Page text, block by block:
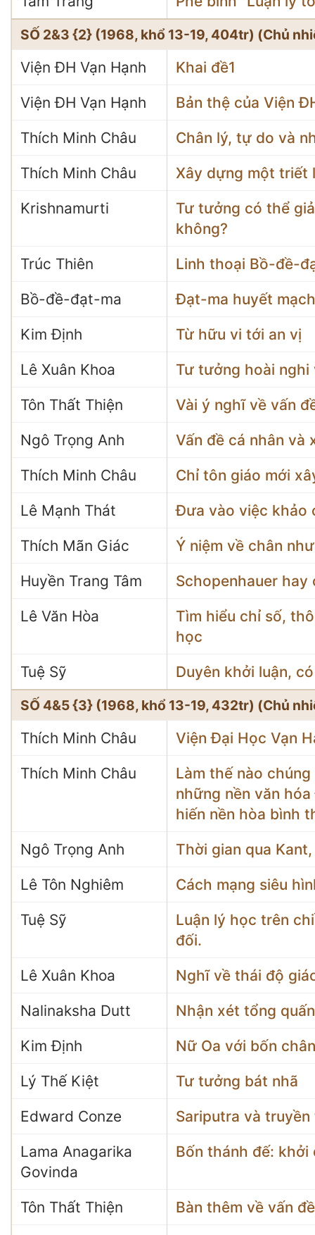
SỐ 2&3 {2} (1968, khổ 13-19, 404tr) (Chủ
Viện ĐH Vạn Hạnh
Khai đề1
Viện ĐH Vạn Hạnh
Bản thệ của Viện
Thích Minh Châu
Chân lý, tự do và
Thích Minh Châu
Xây dựng một triết
Krishnamurti
Tư tưởng có thể
không?
Trúc Thiên
Linh thoại Bồ-đề-
Bồ-đề-đạt-ma
Đạt-ma huyết
Kim Định
Từ hữu vi tới an vị
Lê Xuân Khoa
Tư tưởng hoài
Tôn Thất Thiện
Vài ý nghĩ về vấn
Ngô Trọng Anh
Vấn đề cá nhân và
Thích Minh Châu
Chỉ tôn giáo mới
Lê Mạnh Thát
Đưa vào việc khảo
Thích Mãn Giác
Ý niệm về chân như
Huyền Trang Tâm
Schopenhauer
Lê Văn Hòa
Tìm hiểu chỉ số,
học
Tuệ Sỹ
Duyên khởi luận,
SỐ 4&5 {3} (1968, khổ 13-19, 432tr) (Chủ
Thích Minh Châu
Viện Đại Học Vạn
Thích Minh Châu
Làm thế nào
những nền văn
hiến nền hòa bình
Ngô Trọng Anh
Thời gian qua
Lê Tôn Nghiêm
Cách mạng siêu
Tuệ Sỹ
Luận lý học trên
đối.
Lê Xuân Khoa
Nghĩ về thái độ
Nalinaksha Dutt
Nhận xét tổng
Kim Định
Nữ Oa với bốn
Lý Thế Kiệt
Tư tưởng bát nhã
Edward Conze
Sariputra và
Lama Anagarika
Govinda
Bốn thánh đế: khởi
Tôn Thất Thiện
Bàn thêm về vấn